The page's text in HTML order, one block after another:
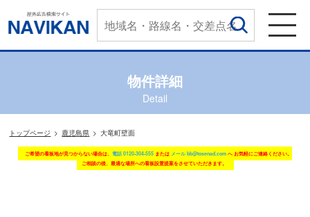
物件詳細
Detail
トップページ 鹿児島県 大竜町壁面
ご希望の看板地が見つからない場合は、 電話 0120-304-555 または メール bb@tosenad.com へ お気軽にご連絡ください。
ご相談の後、最適な場所への看板設置提案をさせていただきます。